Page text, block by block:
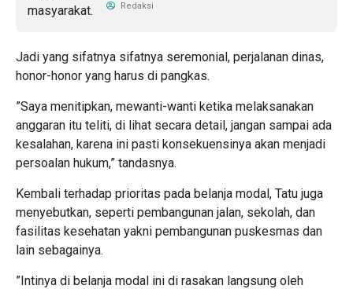
Redaksi
Jadi yang sifatnya sifatnya seremonial, perjalanan dinas,
honor-honor yang harus di pangkas.
”Saya menitipkan, mewanti-wanti ketika melaksanakan
anggaran itu teliti, di lihat secara detail, jangan sampai ada
kesalahan, karena ini pasti konsekuensinya akan menjadi
persoalan hukum,” tandasnya.
Kembali terhadap prioritas pada belanja modal, Tatu juga
menyebutkan, seperti pembangunan jalan, sekolah, dan
fasilitas kesehatan yakni pembangunan puskesmas dan
lain sebagainya.
”Intinya di belanja modal ini di rasakan langsung oleh